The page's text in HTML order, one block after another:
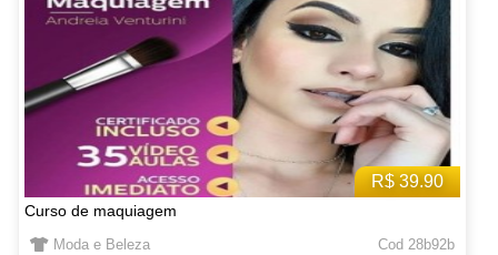
R$ 39.90
Curso de maquiagem
Moda e Beleza Cod 28b92b